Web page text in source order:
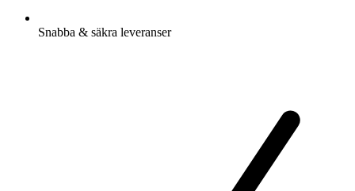
Snabba & säkra leveranser